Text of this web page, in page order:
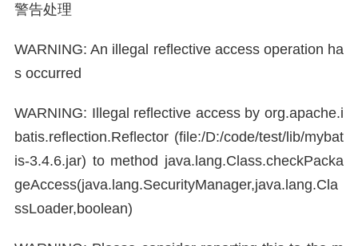
警告处理
WARNING: An illegal reflective access operation ha
s occurred
WARNING: Illegal reflective access by org.apache.i
batis.reflection.Reflector (file:/D:/code/test/lib/mybat
is-3.4.6.jar) to method java.lang.Class.checkPacka
geAccess(java.lang.SecurityManager,java.lang.Cla
ssLoader,boolean)